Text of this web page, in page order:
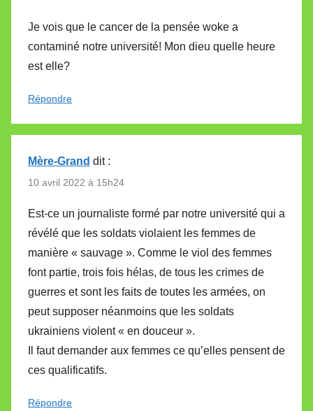
Je vois que le cancer de la pensée woke a
contaminé notre université! Mon dieu quelle heure
est elle?
Répondre
Mère-Grand dit :
10 avril 2022 à 15h24
Est-ce un journaliste formé par notre université qui a
révélé que les soldats violaient les femmes de
manière « sauvage ». Comme le viol des femmes
font partie, trois fois hélas, de tous les crimes de
guerres et sont les faits de toutes les armées, on
peut supposer néanmoins que les soldats
ukrainiens violent « en douceur ».
Il faut demander aux femmes ce qu’elles pensent de
ces qualificatifs.
Répondre